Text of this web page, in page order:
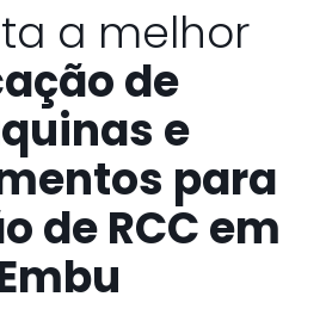
a melhor
de
e
para
de RCC em